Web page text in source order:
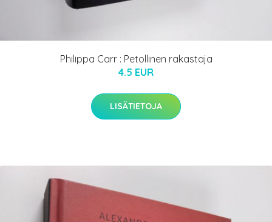
Philippa Carr : Petollinen rakastaja
4.5 EUR
LISÄTIETOJA